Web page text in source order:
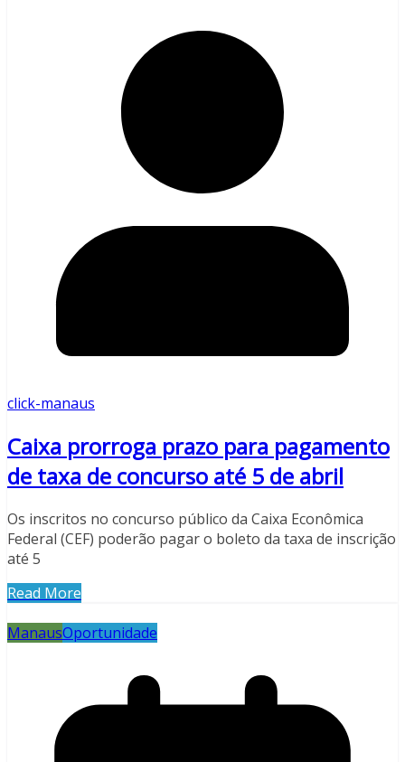
click-manaus
Caixa prorroga prazo para pagamento
de taxa de concurso até 5 de abril
Os inscritos no concurso público da Caixa Econômica
Federal (CEF) poderão pagar o boleto da taxa de inscrição
até 5
Read More
ManausOportunidade